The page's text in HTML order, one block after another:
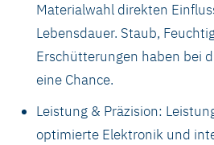
Materialwahl direkten
Lebensdauer. Staub,
Erschütterungen haben bei
eine Chance.
Leistung & Präzision:
optimierte Elektronik und